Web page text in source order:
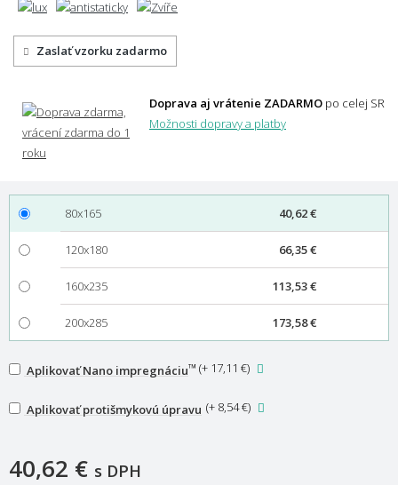
Zaslať vzorku zadarmo
Doprava aj vrátenie ZADARMO po celej SR
Možnosti dopravy a platby
80x165 40,62 €
120x180 66,35 €
160x235 113,53 €
200x285 173,58 €
Aplikovať Nano impregnáciu™ (+ 17,11 €)
Aplikovať protišmykovú úpravu (+ 8,54 €)
40,62 € s DPH